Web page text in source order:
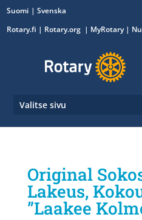
Suomi
Svenska
Rotary.fi | Rotary.org | MyRotary|
Valitse sivu
Original
Lakeus,
”Laakee